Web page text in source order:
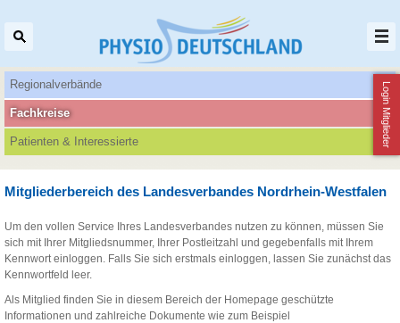
Login Mitglieder
Regionalverbände
Patienten‌ & Interessierte
Fachkreise
Mitgliederbereich des Landesverbandes Nordrhein-Westfalen
Um den vollen Service Ihres Landesverbandes nutzen zu können, müssen Sie
sich mit Ihrer Mitgliedsnummer, Ihrer Postleitzahl und gegebenfalls mit Ihrem
Kennwort einloggen. Falls Sie sich erstmals einloggen, lassen Sie zunächst das
Kennwortfeld leer.
Als Mitglied finden Sie in diesem Bereich der Homepage geschützte
Informationen und zahlreiche Dokumente wie zum Beispiel